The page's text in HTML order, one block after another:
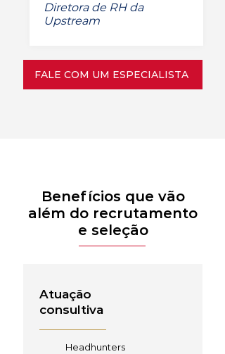
Diretora de RH da
Upstream
FALE COM UM ESPECIALISTA
Benefícios que vão
além do recrutamento
e seleção
Atuação
consultiva
Headhunters